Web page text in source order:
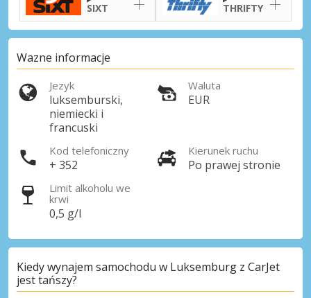
Najlepsze oszczędności
partnerów
SIXT THRIFTY
Wazne informacje
Jezyk
luksemburski,
niemiecki i
francuski
Waluta
EUR
Kod telefoniczny
+ 352
Kierunek ruchu
Po prawej stronie
Limit alkoholu we
krwi
0,5 g/l
Kiedy wynajem samochodu w Luksemburg z CarJet
jest tańszy?